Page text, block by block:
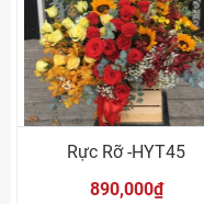
Rực Rỡ -HYT45
890,000₫